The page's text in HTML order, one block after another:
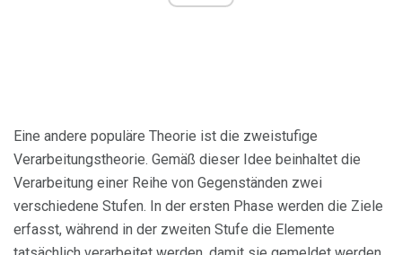
Eine andere populäre Theorie ist die zweistufige
Verarbeitungstheorie. Gemäß dieser Idee beinhaltet die
Verarbeitung einer Reihe von Gegenständen zwei
verschiedene Stufen. In der ersten Phase werden die Ziele
erfasst, während in der zweiten Stufe die Elemente